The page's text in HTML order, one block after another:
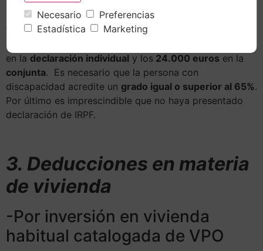
Para que se lleve a cabo la deducción, que asciende a
100 euros, el sumatorio de las bases imponibles del
en la declaración individual y los 24.000 euros en la
conjunta. Es necesario que la persona con
discapacidad acredite un grado igual o superior al 65%.
Por último es imprescindible que no haya presentado
declaración de IRPF.
3. Deducciones en materia
de vivienda
-Por inversión en vivienda
habitual catalogada de VPO
Necesario
Preferencias
Estadística
Marketing